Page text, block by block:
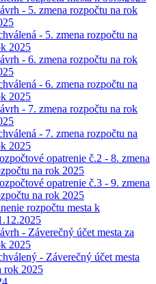
- 5. zmena rozpočtu na rok
- 5. zmena rozpočtu na
2025
- 6. zmena rozpočtu na rok
- 6. zmena rozpočtu na
2025
- 7. zmena rozpočtu na rok
- 7. zmena rozpočtu na
2025
opatrenie č.2 - 8. zmena
na rok 2025
opatrenie č.3 - 9. zmena
na rok 2025
rozpočtu mesta k
- Záverečný účet mesta za
2025
- Záverečný účet mesta
rok 2025